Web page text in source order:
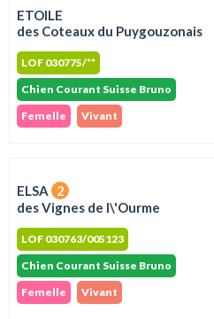
ETOILE
des Coteaux du Puygouzonais
LOF 030775/**
Chien Courant Suisse Bruno
Femelle
Vivant
ELSA
2
des Vignes de l\'Ourme
LOF 030763/005123
Chien Courant Suisse Bruno
Femelle
Vivant